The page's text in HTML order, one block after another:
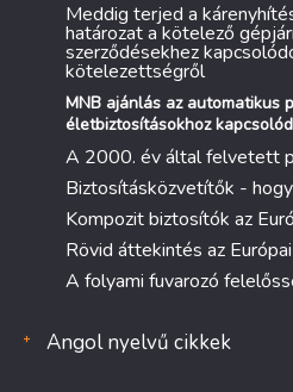
Meddig terjed a
határozat a kötelező
szerződésekhez
kötelezettségről
MNB ajánlás az
életbiztosításokhoz
A 2000. év által felvetett
Biztosításközvetítők -
Kompozit biztosítók az
Rövid áttekintés az
A folyami fuvarozó
Angol nyelvű cikkek